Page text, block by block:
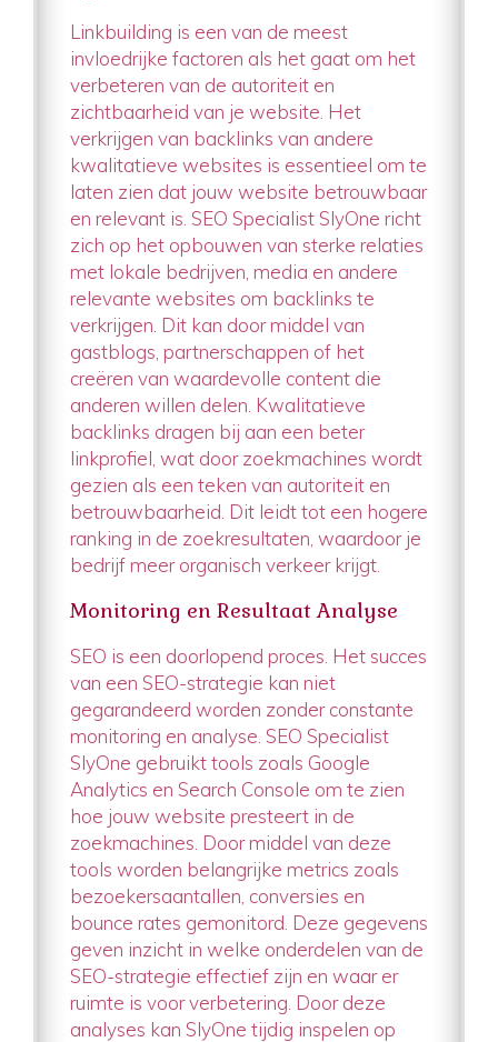
Linkbuilding is een van de meest
invloedrijke factoren als het gaat om het
verbeteren van de autoriteit en
zichtbaarheid van je website. Het
verkrijgen van backlinks van andere
kwalitatieve websites is essentieel om te
laten zien dat jouw website betrouwbaar
en relevant is. SEO Specialist SlyOne richt
zich op het opbouwen van sterke relaties
met lokale bedrijven, media en andere
relevante websites om backlinks te
verkrijgen. Dit kan door middel van
gastblogs, partnerschappen of het
creëren van waardevolle content die
anderen willen delen. Kwalitatieve
backlinks dragen bij aan een beter
linkprofiel, wat door zoekmachines wordt
gezien als een teken van autoriteit en
betrouwbaarheid. Dit leidt tot een hogere
ranking in de zoekresultaten, waardoor je
bedrijf meer organisch verkeer krijgt.
Monitoring en Resultaat Analyse
SEO is een doorlopend proces. Het succes
van een SEO-strategie kan niet
gegarandeerd worden zonder constante
monitoring en analyse. SEO Specialist
SlyOne gebruikt tools zoals Google
Analytics en Search Console om te zien
hoe jouw website presteert in de
zoekmachines. Door middel van deze
tools worden belangrijke metrics zoals
bezoekersaantallen, conversies en
bounce rates gemonitord. Deze gegevens
geven inzicht in welke onderdelen van de
SEO-strategie effectief zijn en waar er
ruimte is voor verbetering. Door deze
analyses kan SlyOne tijdig inspelen op